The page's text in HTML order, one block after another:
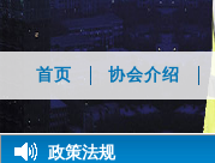
首页 协会介绍
政策法规